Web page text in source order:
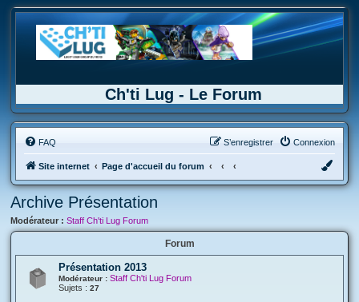
Ch'ti Lug - Le Forum
FAQ Connexion
S’enregistrer
Site internet Page d'accueil du forum
Archive Présentation
Modérateur : Staff Ch'ti Lug Forum
Forum
Présentation 2013
Modérateur : Staff Ch'ti Lug Forum
Sujets : 27